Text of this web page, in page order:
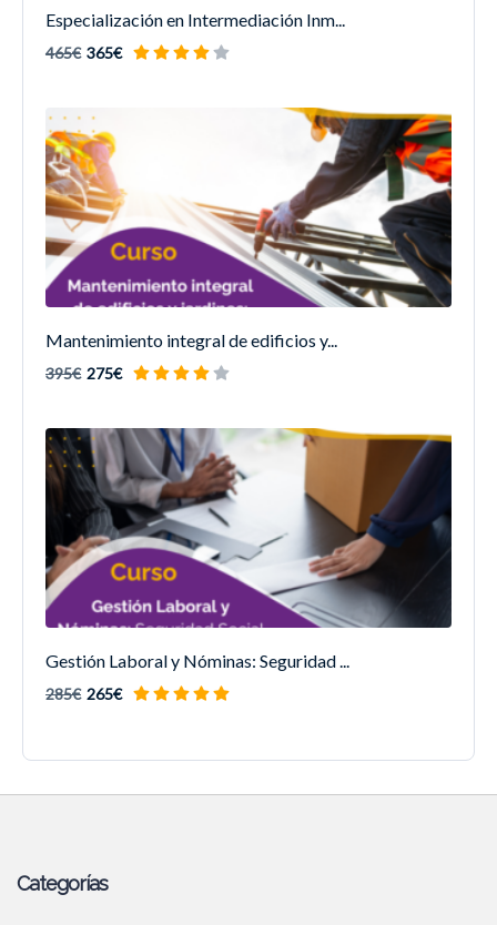
Especialización en Intermediación Inm...
465€ 365€
Mantenimiento integral de edificios y...
395€ 275€
Gestión Laboral y Nóminas: Seguridad ...
285€ 265€
Categorías